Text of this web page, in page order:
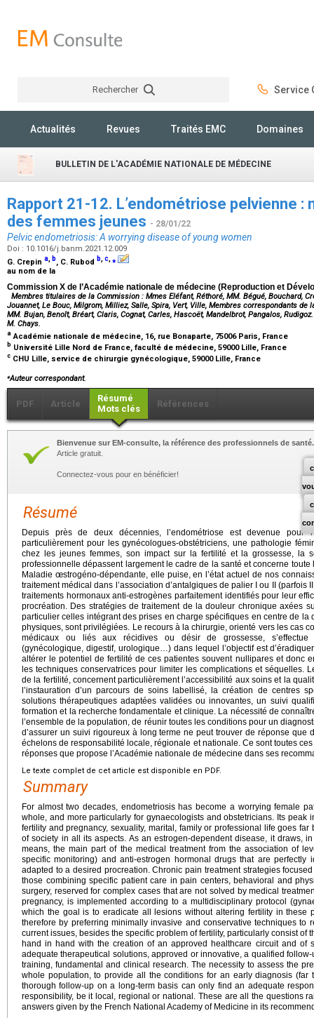
Rechercher Service
Actualités Revues Traités EMC Domaines
BULLETIN DE L'ACADÉMIE NATIONALE DE MÉDECINE
Rapport 21-12. L’endométriose pelvienne :
des femmes jeunes - 28/01/22
Pelvic endometriosis: A worrying disease of young women
Doi : 10.1016/j.banm.2021.12.009
G. Crepin a, b, C. Rubod b,c,⁎
au nom de la
Commission X de l’Académie nationale de médecine (Reproduction et
Membres titulaires de la Commission : Mmes Eléfant, Réthoré, MM. Bégué, Bouchard,
Jouannet, Le Bouc, Milgrom, Milliez, Salle, Spira, Vert, Ville, Membres correspondants de
MM. Bujan, Benoît, Bréart, Claris, Cognat, Carles, Hascoët, Mandelbrot, Pangalos,
M. Chays.
a Académie nationale de médecine, 16, rue Bonaparte, 75006 Paris, France
b Université Lille Nord de France, faculté de médecine, 59000 Lille, France
c CHU Lille, service de chirurgie gynécologique, 59000 Lille, France
⁎Auteur correspondant.
PDF Article
Résumé
Mots clés
Références
Bienvenue sur EM-consulte, la référence des professionnels de santé.
Article gratuit.
Connectez-vous pour en bénéficier!
Résumé
Depuis près de deux décennies, l’endométriose est devenue pour
particulièrement pour les gynécologues-obstétriciens, une pathologie
chez les jeunes femmes, son impact sur la fertilité et la grossesse, la
professionnelle dépassent largement le cadre de la santé et concerne
Maladie œstrogéno-dépendante, elle puise, en l’état actuel de nos
traitement médical dans l’association d’antalgiques de palier I ou II (parfois
traitements hormonaux anti-estrogènes parfaitement identifiés pour leur
procréation. Des stratégies de traitement de la douleur chronique axées
particulier celles intégrant des prises en charge spécifiques en centre de la
physiques, sont privilégiées. Le recours à la chirurgie, orienté vers les cas
médicaux ou liés aux récidives ou désir de grossesse, s’effectue
(gynécologique, digestif, urologique…) dans lequel l’objectif est
altérer le potentiel de fertilité de ces patientes souvent nullipares et donc
les techniques conservatrices pour limiter les complications et séquelles.
de la fertilité, concernent particulièrement l’accessibilité aux soins et la
l’instauration d’un parcours de soins labellisé, la création de centres
solutions thérapeutiques adaptées validées ou innovantes, un suivi
formation et la recherche fondamentale et clinique. La nécessité de
l’ensemble de la population, de réunir toutes les conditions pour un
d’assurer un suivi rigoureux à long terme ne peut trouver de réponse que
échelons de responsabilité locale, régionale et nationale. Ce sont toutes
réponses que propose l’Académie nationale de médecine dans ses
Le texte complet de cet article est disponible en PDF.
Summary
For almost two decades, endometriosis has become a worrying female
whole, and more particularly for gynaecologists and obstetricians. Its peak
fertility and pregnancy, sexuality, marital, family or professional life goes
of society in all its aspects. As an estrogen-dependent disease, it draws,
means, the main part of the medical treatment from the association of
specific monitoring) and anti-estrogen hormonal drugs that are perfectly
adapted to a desired procreation. Chronic pain treatment strategies
those combining specific patient care in pain centers, behavioral and
surgery, reserved for complex cases that are not solved by medical
pregnancy, is implemented according to a multidisciplinary protocol
which the goal is to eradicate all lesions without altering fertility in these
therefore by preferring minimally invasive and conservative techniques to
current issues, besides the specific problem of fertility, particularly consist of
hand in hand with the creation of an approved healthcare circuit and of
adequate therapeutical solutions, approved or innovative, a qualified
training, fundamental and clinical research. The necessity to assess the
whole population, to provide all the conditions for an early diagnosis (far
thorough follow-up on a long-term basis can only find an adequate
responsibility, be it local, regional or national. These are all the questions
answers given by the French National Academy of Medicine in its